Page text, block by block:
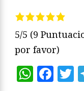
5/5 (9
por favor)